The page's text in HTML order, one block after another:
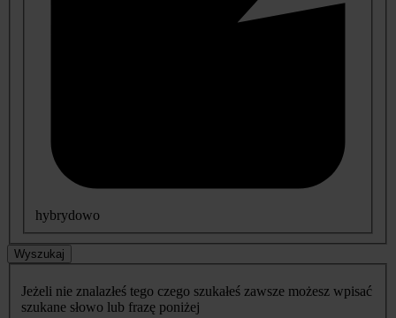
hybrydowo
Wyszukaj
Jeżeli nie znalazłeś tego czego szukałeś zawsze możesz wpisać
szukane słowo lub frazę poniżej